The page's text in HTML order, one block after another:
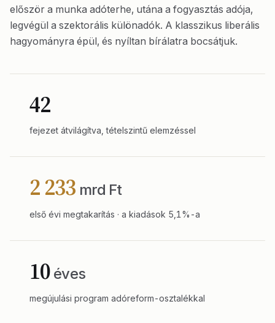
először a munka adóterhe, utána a fogyasztás adója,
legvégül a szektorális különadók. A klasszikus liberális
hagyományra épül, és nyíltan bírálatra bocsátjuk.
42
fejezet átvilágítva, tételszintű elemzéssel
2 233 mrd Ft
első évi megtakarítás · a kiadások 5,1%-a
10 éves
megújulási program adóreform-osztalékkal